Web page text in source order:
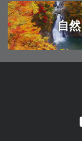
自然